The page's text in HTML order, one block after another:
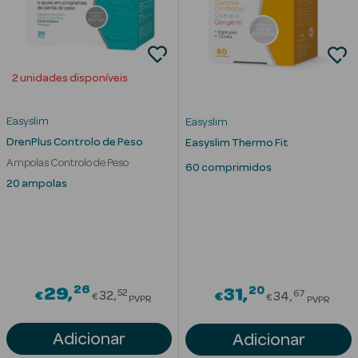
Ver Tudo
Cosmética
Rosto
Creme de Olhos
Anti-
envelhecimento
2 unidades disponíveis
Easyslim
DrenPlus Controlo de Peso
Ampolas Controlo de Peso
20 ampolas
€29 26Price reduced from
€32 52
PVPR
Adicionar
Easyslim
Easyslim Thermo Fit
60 comprimidos
€31 20Price
€34 67
PVPR
Adicionar